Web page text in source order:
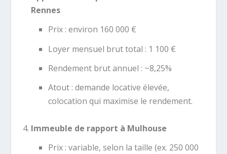
Rennes
Prix : environ 160 000 €
Loyer mensuel brut total : 1 100 €
Rendement brut annuel : ~8,25%
Atout : demande locative élevée,
colocation qui maximise le rendement.
Immeuble de rapport à Mulhouse
Prix : variable, selon la taille (ex. 250 000